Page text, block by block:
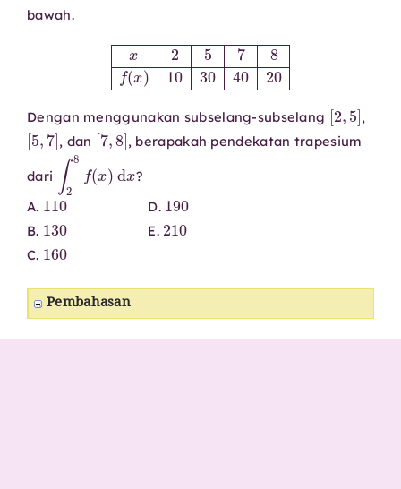
bawah.
x2578f(x)10304020
Dengan menggunakan subselang-subselang
[2 5]
,
[5 7]
, dan
[7 ,8]
, berapakah pendekatan trapesium
dari
28 (x ) dx
?
A.
110
D.
190
B.
130
E.
210
C.
160
Pembahasan